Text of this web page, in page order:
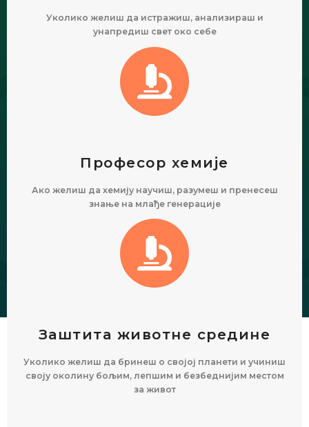
Уколико желиш да истражиш, анализираш и
унапредиш свет око себе
Професор хемије
Ако желиш да хемију научиш, разумеш и пренесеш
знање на млађе генерације
Заштита животне средине
Уколико желиш да бринеш о својој планети и учиниш
своју околину бољим, лепшим и безбеднијим местом
за живот